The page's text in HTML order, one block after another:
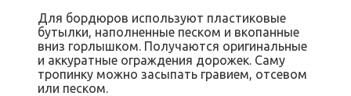
Для бордюров используют пластиковые
бутылки, наполненные песком и вкопанные
вниз горлышком. Получаются оригинальные
и аккуратные ограждения дорожек. Саму
тропинку можно засыпать гравием, отсевом
или песком.